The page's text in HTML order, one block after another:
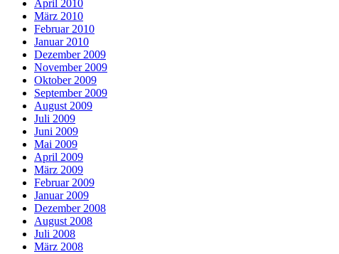
April 2010
März 2010
Februar 2010
Januar 2010
Dezember 2009
November 2009
Oktober 2009
September 2009
August 2009
Juli 2009
Juni 2009
Mai 2009
April 2009
März 2009
Februar 2009
Januar 2009
Dezember 2008
August 2008
Juli 2008
März 2008